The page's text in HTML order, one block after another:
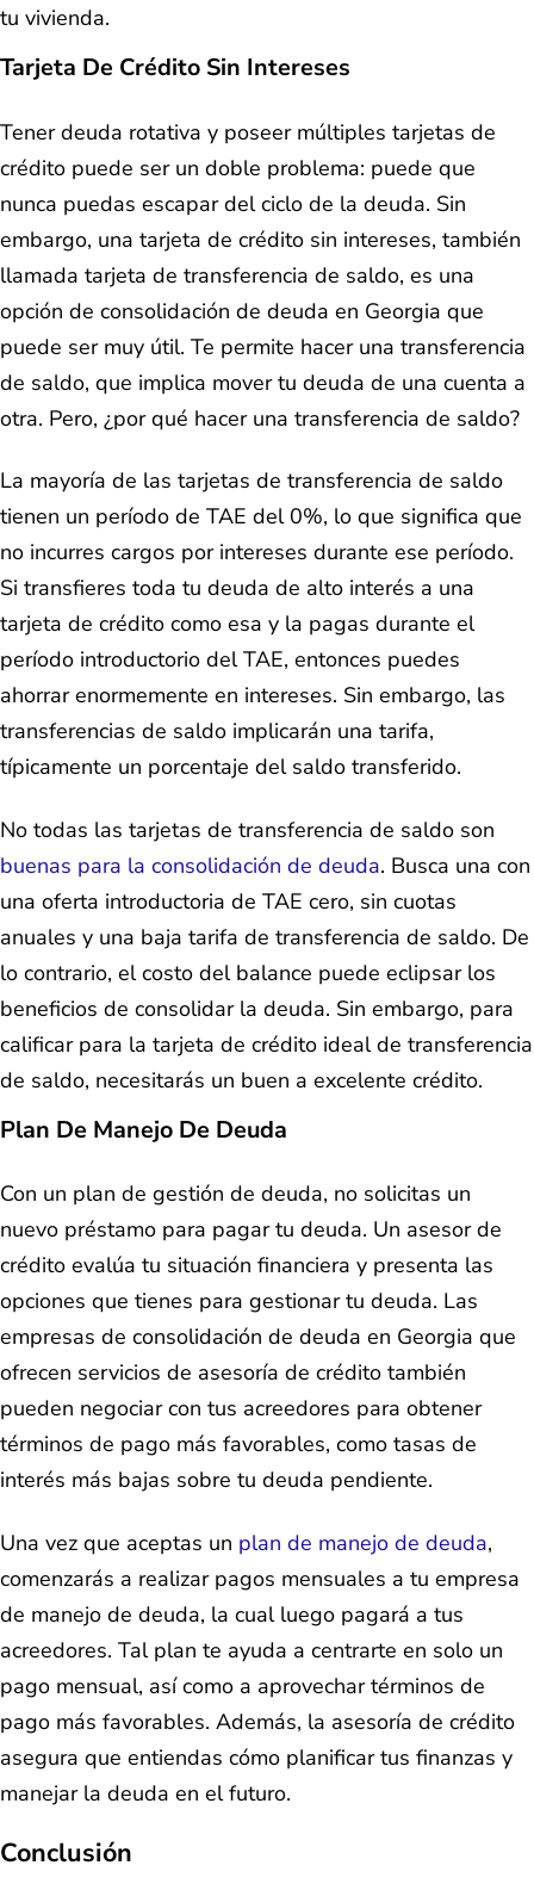
tu vivienda.
Tarjeta De Crédito Sin Intereses
Tener deuda rotativa y poseer múltiples tarjetas de
crédito puede ser un doble problema: puede que
nunca puedas escapar del ciclo de la deuda. Sin
embargo, una tarjeta de crédito sin intereses, también
llamada tarjeta de transferencia de saldo, es una
opción de consolidación de deuda en Georgia que
puede ser muy útil. Te permite hacer una transferencia
de saldo, que implica mover tu deuda de una cuenta a
otra. Pero, ¿por qué hacer una transferencia de saldo?
La mayoría de las tarjetas de transferencia de saldo
tienen un período de TAE del 0%, lo que significa que
no incurres cargos por intereses durante ese período.
Si transfieres toda tu deuda de alto interés a una
tarjeta de crédito como esa y la pagas durante el
período introductorio del TAE, entonces puedes
ahorrar enormemente en intereses. Sin embargo, las
transferencias de saldo implicarán una tarifa,
típicamente un porcentaje del saldo transferido.
No todas las tarjetas de transferencia de saldo son
buenas para la consolidación de deuda. Busca una con
una oferta introductoria de TAE cero, sin cuotas
anuales y una baja tarifa de transferencia de saldo. De
lo contrario, el costo del balance puede eclipsar los
beneficios de consolidar la deuda. Sin embargo, para
calificar para la tarjeta de crédito ideal de transferencia
de saldo, necesitarás un buen a excelente crédito.
Plan De Manejo De Deuda
Con un plan de gestión de deuda, no solicitas un
nuevo préstamo para pagar tu deuda. Un asesor de
crédito evalúa tu situación financiera y presenta las
opciones que tienes para gestionar tu deuda. Las
empresas de consolidación de deuda en Georgia que
ofrecen servicios de asesoría de crédito también
pueden negociar con tus acreedores para obtener
términos de pago más favorables, como tasas de
interés más bajas sobre tu deuda pendiente.
Una vez que aceptas un plan de manejo de deuda,
comenzarás a realizar pagos mensuales a tu empresa
de manejo de deuda, la cual luego pagará a tus
acreedores. Tal plan te ayuda a centrarte en solo un
pago mensual, así como a aprovechar términos de
pago más favorables. Además, la asesoría de crédito
asegura que entiendas cómo planificar tus finanzas y
manejar la deuda en el futuro.
Conclusión